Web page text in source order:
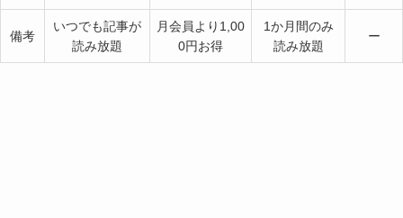
備考
いつでも記事が
読み放題
月会員より1,00
0円お得
1か月間のみ
読み放題
ー